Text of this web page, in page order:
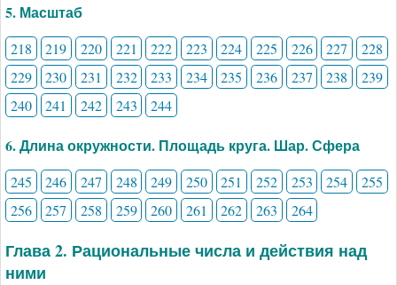
5. Масштаб
218 219 220 221 222 223 224 225 226 227
228
229
230 231 232 233 234 235 236 237 238
239
240
241 242 243 244
6. Длина окружности. Площадь круга. Шар. Сфера
245 246 247 248 249 250 251 252 253 254
255
256
257 258 259 260 261 262 263 264
Глава 2. Рациональные числа и действия над
ними